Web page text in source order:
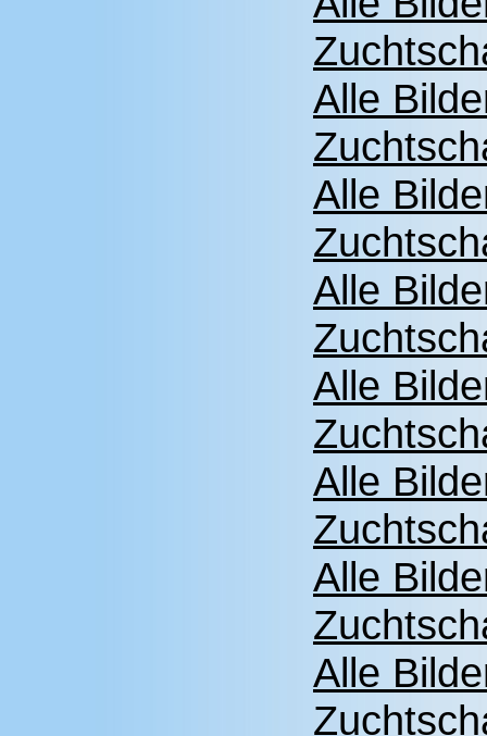
Alle
Alle
Alle
Alle
Alle
Alle
Alle